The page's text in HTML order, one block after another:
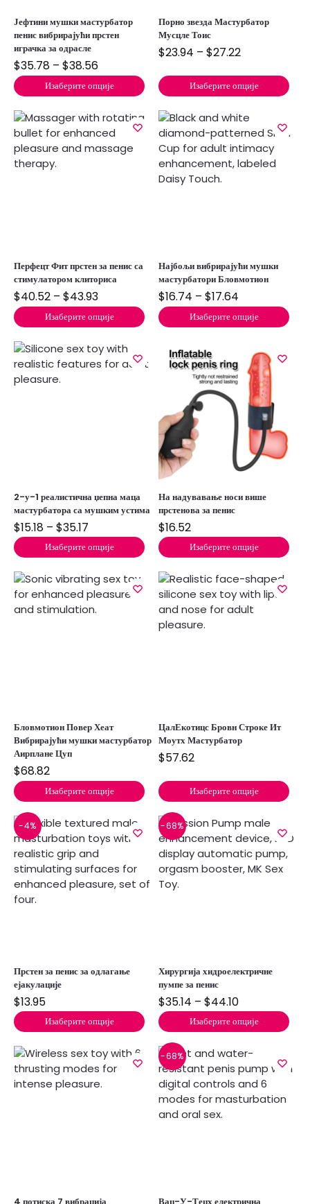
Јефтини мушки мастурбатор
пенис вибрирајући прстен
играчка за одрасле
$35.78 – $38.56
Изаберите опције
Порно звезда Мастурбатор
Мусцле Тоис
$23.94 – $27.22
Изаберите опције
Перфецт Фит прстен за пенис са
стимулатором клиториса
$40.52 – $43.93
Изаберите опције
Најбољи вибрирајући мушки
мастурбатори Бловмотион
$16.74 – $17.64
Изаберите опције
2-у-1 реалистична џепна маца
мастурбатора са мушким устима
$15.18 – $35.17
Изаберите опције
На надувавање носи више
прстенова за пенис
$16.52
Изаберите опције
Бловмотион Повер Хеат
Вибрирајући мушки мастурбатор
Аирплане Цуп
$68.82
Изаберите опције
ЦалЕкотицс Бровн Строке Ит
Моутх Мастурбатор
$57.62
Изаберите опције
-4%
Прстен за пенис за одлагање
ејакулације
$13.95
Изаберите опције
-68%
Хирургија хидроелектричне
пумпе за пенис
$35.14 – $44.10
Изаберите опције
-68%